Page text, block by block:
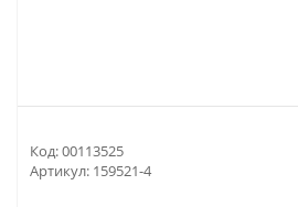
Код:00113525
Артикул: 159521-4